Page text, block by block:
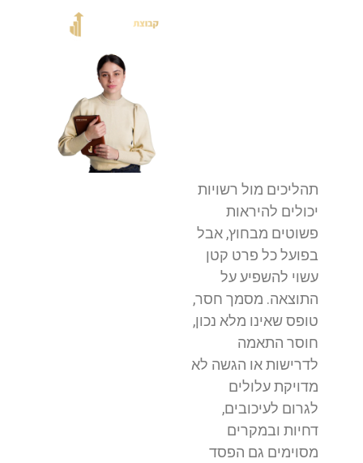
תהליכים מול רשויות
יכולים להיראות
פשוטים מבחוץ, אבל
בפועל כל פרט קטן
עשוי להשפיע על
התוצאה. מסמך חסר,
טופס שאינו מלא נכון,
חוסר התאמה
לדרישות או הגשה לא
מדויקת עלולים
לגרום לעיכובים,
דחיות ובמקרים
מסוימים גם הפסד